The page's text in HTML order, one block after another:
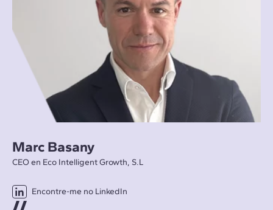
Marc Basany
CEO en Eco Intelligent Growth, S.L
Encontre-me no LinkedIn